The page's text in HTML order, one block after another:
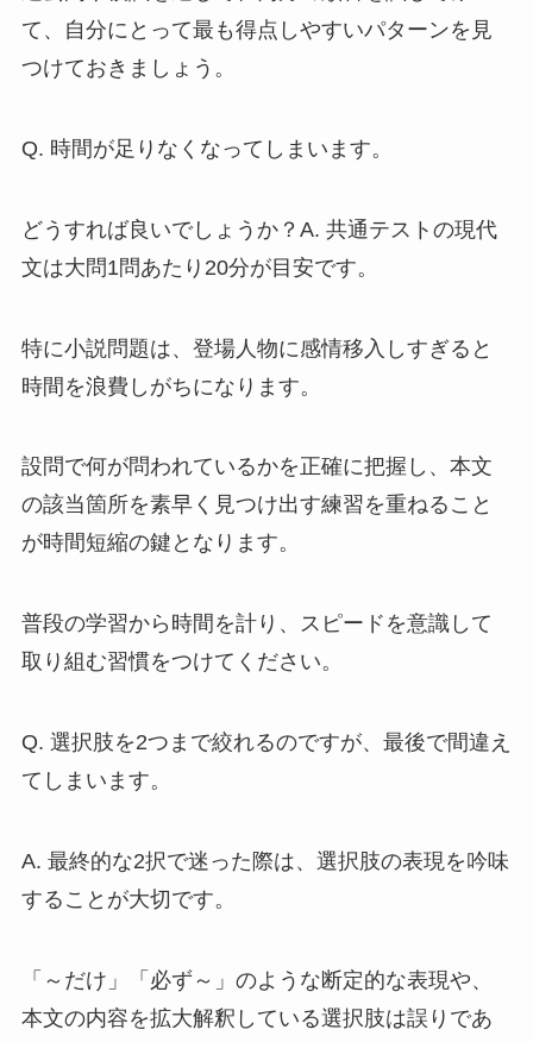
て、自分にとって最も得点しやすいパターンを見
つけておきましょう。
Q. 時間が足りなくなってしまいます。
どうすれば良いでしょうか？A. 共通テストの現代
文は大問1問あたり20分が目安です。
特に小説問題は、登場人物に感情移入しすぎると
時間を浪費しがちになります。
設問で何が問われているかを正確に把握し、本文
の該当箇所を素早く見つけ出す練習を重ねること
が時間短縮の鍵となります。
普段の学習から時間を計り、スピードを意識して
取り組む習慣をつけてください。
Q. 選択肢を2つまで絞れるのですが、最後で間違え
てしまいます。
A. 最終的な2択で迷った際は、選択肢の表現を吟味
することが大切です。
「～だけ」「必ず～」のような断定的な表現や、
本文の内容を拡大解釈している選択肢は誤りであ